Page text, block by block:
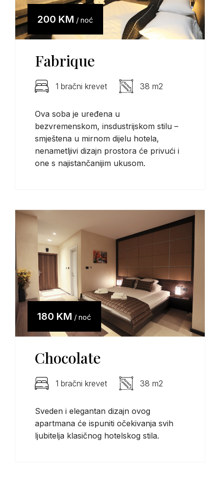
200 KM / noć
Fabrique
1 bračni krevet 38 m2
Ova soba je uređena u
bezvremenskom, insdustrijskom stilu –
smještena u mirnom dijelu hotela,
nenametljivi dizajn prostora će privući i
one s najistančanijim ukusom.
180 KM / noć
Chocolate
1 bračni krevet 38 m2
Sveden i elegantan dizajn ovog
apartmana će ispuniti očekivanja svih
ljubitelja klasičnog hotelskog stila.